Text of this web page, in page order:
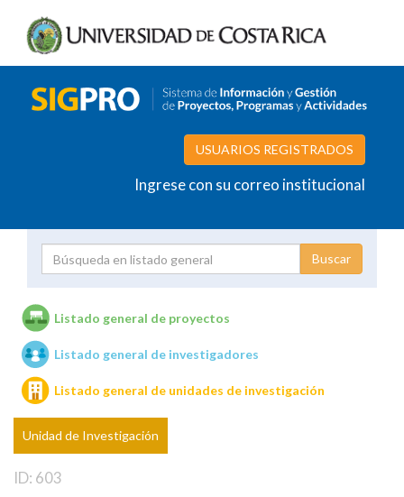
USUARIOS REGISTRADOS
Ingrese con su correo institucional
Unidades de investigación
Listado general de proyectos
Listado general de investigadores
Listado general de unidades de investigación
Unidad de Investigación
ID: 603